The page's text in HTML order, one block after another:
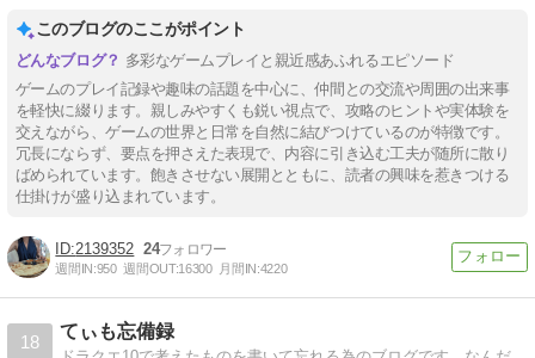
このブログのここがポイント
多彩なゲームプレイと親近感あふれるエピソード
ゲームのプレイ記録や趣味の話題を中心に、仲間との交流や周囲の出来事
を軽快に綴ります。親しみやすくも鋭い視点で、攻略のヒントや実体験を
交えながら、ゲームの世界と日常を自然に結びつけているのが特徴です。
冗長にならず、要点を押さえた表現で、内容に引き込む工夫が随所に散り
ばめられています。飽きさせない展開とともに、読者の興味を惹きつける
仕掛けが盛り込まれています。
2139352 24
週間IN:950 週間OUT:16300 月間IN:4220
18
てぃも忘備録